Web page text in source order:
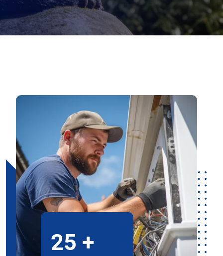
25 +